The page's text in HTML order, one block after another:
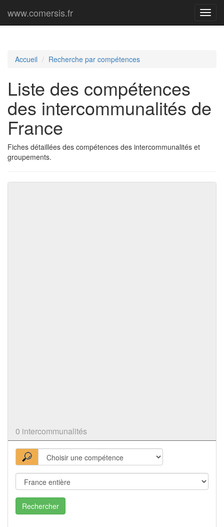
Menu
www.comersis.fr
Accueil Recherche par compétences
Liste des compétences
des intercommunalités de
France
Fiches détaillées des compétences des intercommunalités et
groupements.
0 intercommunalités
Rechercher